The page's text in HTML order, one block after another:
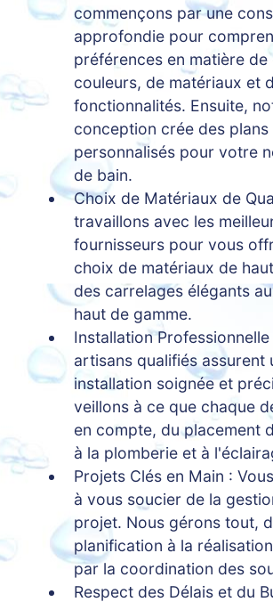
commençons par une
approfondie pour
préférences en matière de
couleurs, de matériaux et
fonctionnalités. Ensuite,
conception crée des plans
personnalisés pour votre
de bain.
Choix de Matériaux de
travaillons avec les
fournisseurs pour vous
choix de matériaux de
des carrelages élégants
haut de gamme.
Installation
artisans qualifiés assurent
installation soignée et
veillons à ce que chaque
en compte, du placement
à la plomberie et à
Projets Clés en Main :
à vous soucier de la
projet. Nous gérons tout,
planification à la
par la coordination des
Respect des Délais et du